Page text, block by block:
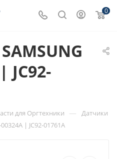
0
JC92-
для Оргтехники — Датчики
| JC92-01761A